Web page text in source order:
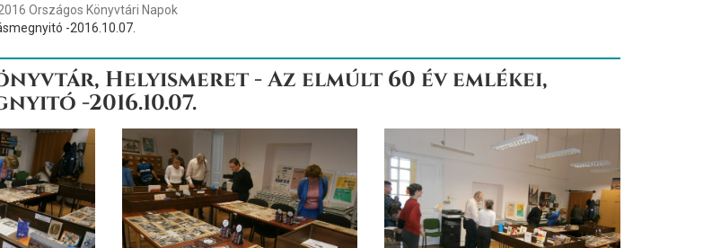
Országos Könyvtári Napok
-2016.10.07.
Helyismeret - Az elmúlt 60 év emlékei,
-2016.10.07.